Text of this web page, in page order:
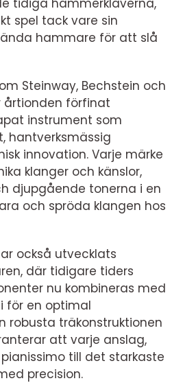
tidiga hammerklaverna,
spel tack vare sin
hammare för att slå
Steinway, Bechstein och
årtionden förfinat
instrument som
hantverksmässig
innovation. Varje märke
klanger och känslor,
djupgående tonerna i en
och spröda klangen hos
också utvecklats
där tidigare tiders
nu kombineras med
för en optimal
robusta träkonstruktionen
att varje anslag,
till det starkaste
precision.